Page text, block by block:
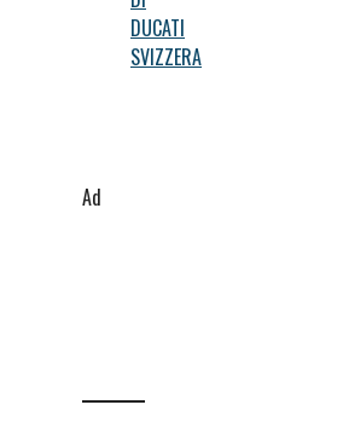
DUCATI
SVIZZERA
Ad